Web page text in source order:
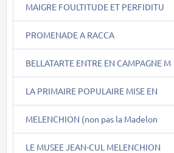
MAIGRE FOULTITUDE ET PERFIDITU
PROMENADE A RACCA
BELLATARTE ENTRE EN CAMPAGNE M
LA PRIMAIRE POPULAIRE MISE EN
MELENCHION (non pas la Madelon
LE MUSEE JEAN-CUL MELENCHION